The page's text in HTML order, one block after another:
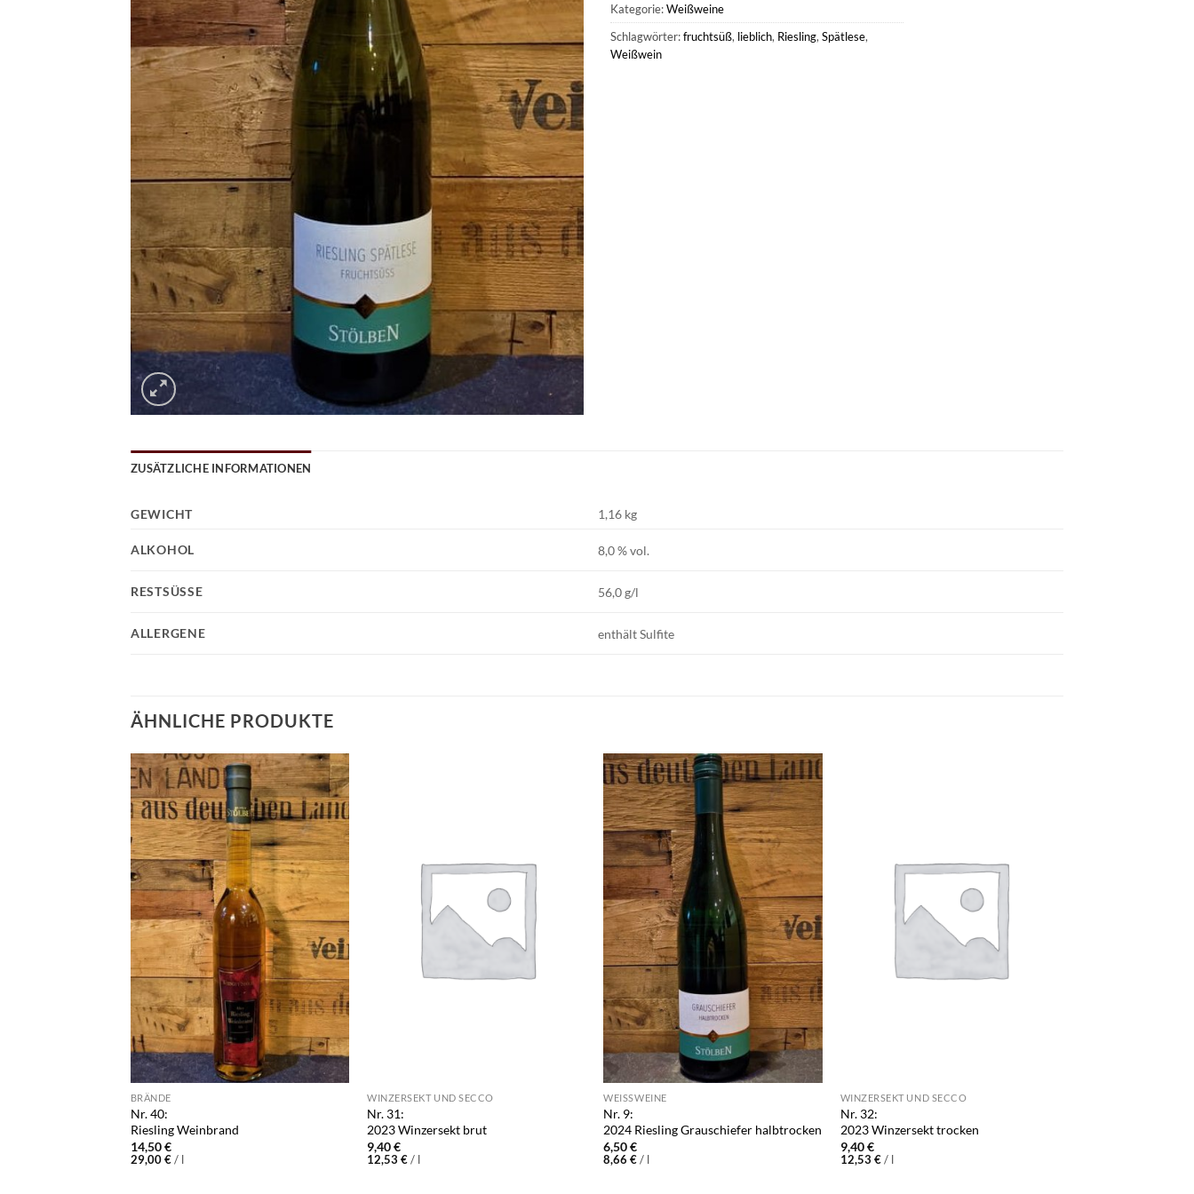
Kategorie:Weißweine
Schlagwörter:fruchtsüß, lieblich, Riesling, Spätlese,
Weißwein
ZUSÄTZLICHE INFORMATIONEN
GEWICHT 1,16 kg
ALKOHOL 8,0 % vol.
RESTSÜSSE 56,0 g/l
ALLERGENE enthält Sulfite
ÄHNLICHE PRODUKTE
BRÄNDE
Nr. 40:
Riesling Weinbrand
14,50€
29,00€/ l
WINZERSEKT UND SECCO
Nr. 31:
2023 Winzersekt brut
9,40€
12,53€/ l
WEISSWEINE
Nr. 9:
2024 Riesling Grauschiefer halbtrocken
6,50€
8,66€/ l
WINZERSEKT UND SECCO
Nr. 32:
2023 Winzersekt trocken
9,40€
12,53 €/ l